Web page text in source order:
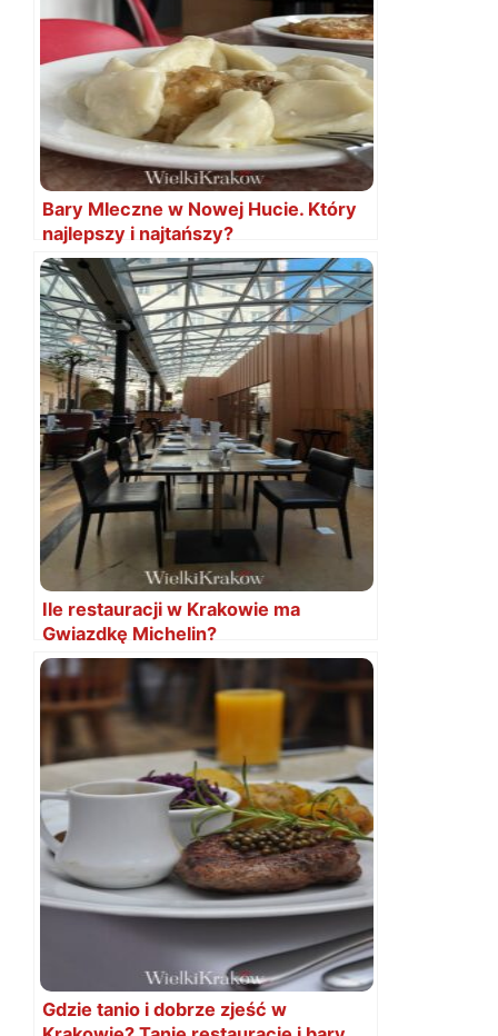
Bary Mleczne w Nowej Hucie. Który
najlepszy i najtańszy?
Ile restauracji w Krakowie ma
Gwiazdkę Michelin?
Gdzie tanio i dobrze zjeść w